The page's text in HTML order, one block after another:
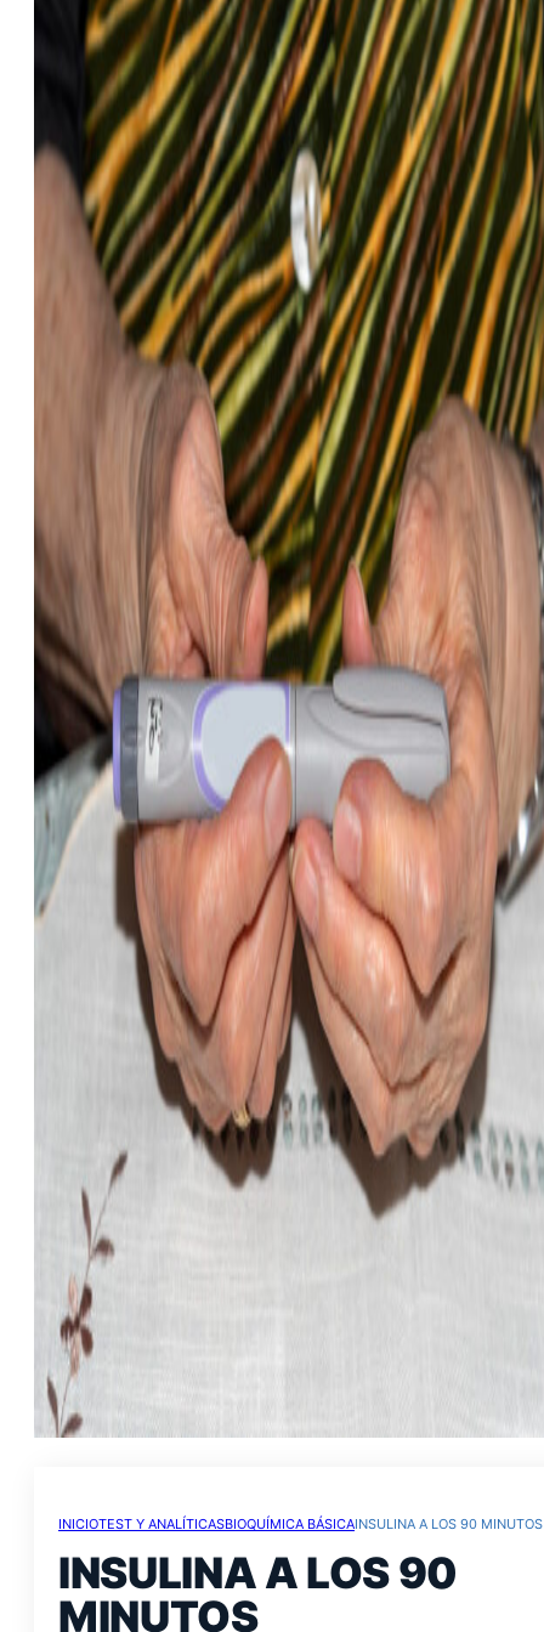
INICIOTEST Y ANALÍTICASBIOQUÍMICA BÁSICAINSULINA A LOS 90 MINUTOS
INSULINA A LOS 90
MINUTOS